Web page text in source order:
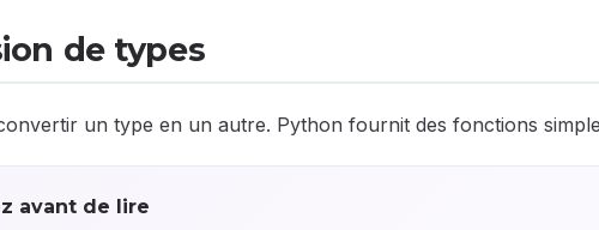
de types
un type en un autre. Python fournit des fonctions
avant de lire